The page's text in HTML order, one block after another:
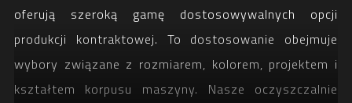
oferują szeroką gamę dostosowywalnych opcji
produkcji kontraktowej. To dostosowanie obejmuje
wybory związane z rozmiarem, kolorem, projektem i
kształtem korpusu maszyny. Nasze oczyszczalnie